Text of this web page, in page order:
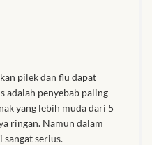
African Cushions
African Duvets & Throws
pilek dan flu dapat
adalah penyebab paling
yang lebih muda dari 5
ringan. Namun dalam
sangat serius.